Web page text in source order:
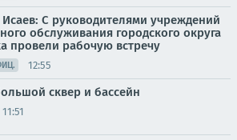
Исаев: С руководителями учреждений
обслуживания городского округа
провели рабочую встречу
12:55
сквер и бассейн
11:51